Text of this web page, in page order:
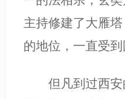
主持修建了大雁
的地位，一直受到
但凡到过西安